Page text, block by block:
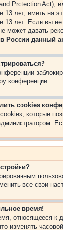
Protection Act),
лет, иметь на
13 лет. Если вы
может давать
России данный
конференции.
cookies
которые
все свои
время!
относящееся к
изменять